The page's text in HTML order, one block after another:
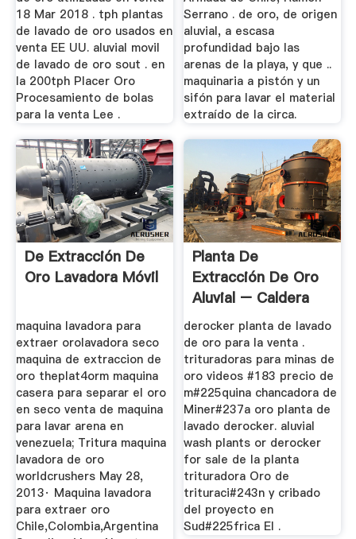
18 Mar 2018 . tph plantas
de lavado de oro usados en
venta EE UU. aluvial movil
de lavado de oro sout . en
la 200tph Placer Oro
Procesamiento de bolas
para la venta Lee .
Serrano . de oro, de origen
aluvial, a escasa
profundidad bajo las
arenas de la playa, y que ..
maquinaria a pistón y un
sifón para lavar el material
extraído de la circa.
De Extracción De
Oro Lavadora Móvil
maquina lavadora para
extraer orolavadora seco
maquina de extraccion de
oro theplat4orm maquina
casera para separar el oro
en seco venta de maquina
para lavar arena en
venezuela; Tritura maquina
lavadora de oro
worldcrushers May 28,
2013· Maquina lavadora
para extraer oro
Chile,Colombia,Argentina
Planta De
Extracción De Oro
Aluvial – Caldera
Horizontal ...
derocker planta de lavado
de oro para la venta .
trituradoras para minas de
oro videos #183 precio de
m#225quina chancadora de
Miner#237a oro planta de
lavado derocker. aluvial
wash plants or derocker
for sale de la planta
trituradora Oro de
trituraci#243n y cribado
del proyecto en
Sud#225frica El .